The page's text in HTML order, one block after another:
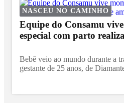
NASCEU NO CAMINHO
Equipe do Consamu
especial com parto
Bebê veio ao mundo durante a
gestante de 25 anos, de